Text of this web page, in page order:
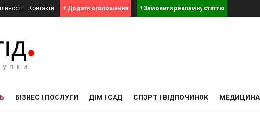
Контакти + Додати оголошення + Замовити рекламну статтю
БІЗНЕС І ПОСЛУГИ ДІМ І САД СПОРТ І ВІДПОЧИНОК МЕДИЦИНА